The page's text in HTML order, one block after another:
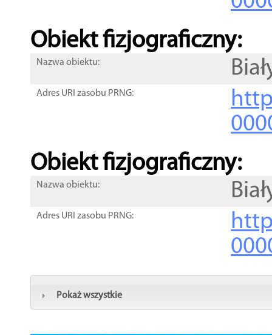
Obiekt fizjograficzny:
Nazwa obiektu:
Adres URI zasobu PRNG:
Obiekt fizjograficzny:
Nazwa obiektu:
Adres URI zasobu PRNG:
Pokaż wszystkie